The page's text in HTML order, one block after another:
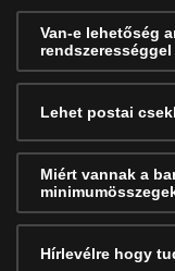
Van-e lehetőség
Lehet postai
Miért vannak a
Hírlevélre hogy